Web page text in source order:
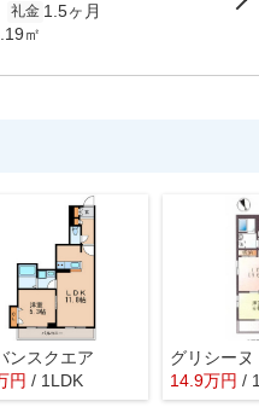
礼金 1.5ヶ月
㎡
ンスクエア
円 / 1LDK
グリシーヌ
14.9万円 /